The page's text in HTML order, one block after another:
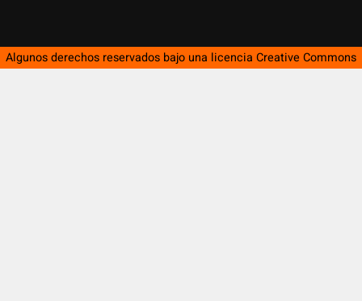
Algunos derechos reservados bajo una licencia Creative Commons